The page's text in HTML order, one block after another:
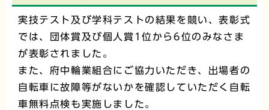
実技テスト及び学科テストの結果を競い、表彰式
では、団体賞及び個人賞1位から6位のみなさま
が表彰されました。
また、府中輪業組合にご協力いただき、出場者の
自転車に故障等がないかを確認していただく自転
車無料点検も実施しました。